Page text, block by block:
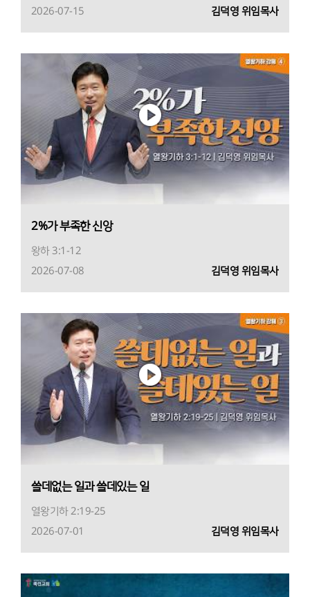
2026-07-15
김덕영 위임목사
2%가 부족한 신앙
왕하 3:1-12
2026-07-08
김덕영 위임목사
쓸데없는 일과 쓸데있는 일
열왕기하 2:19-25
2026-07-01
김덕영 위임목사